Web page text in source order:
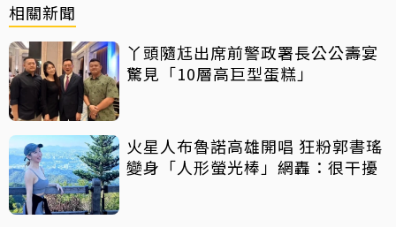
相關新聞
丫頭隨尪出席前警政署長公公壽宴
驚見「10層高巨型蛋糕」
火星人布魯諾高雄開唱 狂粉郭書瑤
變身「人形螢光棒」網轟：很干擾